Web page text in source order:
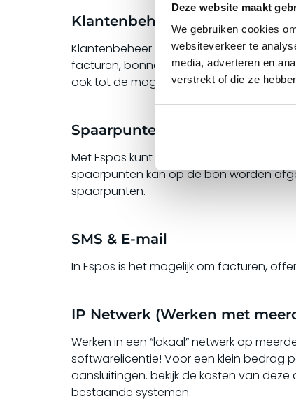
Deze website maakt
We gebruiken cookies
websiteverkeer te
media, adverteren en
verstrekt of die ze
Klantenbeheer
Klantenbeheer in Espos is overzichtelijk
facturen, bonnen en klantenkaarten.
ook tot de mogelijkheden.
Spaarpunten
Met Espos kunt u werken met
spaarpunten kan op de bon worden
spaarpunten.
SMS & E-mail
In Espos is het mogelijk om facturen,
IP Netwerk (Werken met
Werken in een “lokaal” netwerk op
softwarelicentie! Voor een klein bedrag
aansluitingen. bekijk de kosten van
bestaande systemen.